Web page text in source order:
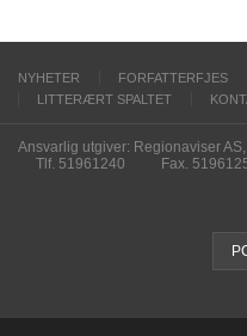
NYHETER FORFATTERFJES
LITTERÆRT SPALTET
Ansvarlig utgiver: Regionaviser
Tlf. 51961240
Fax.